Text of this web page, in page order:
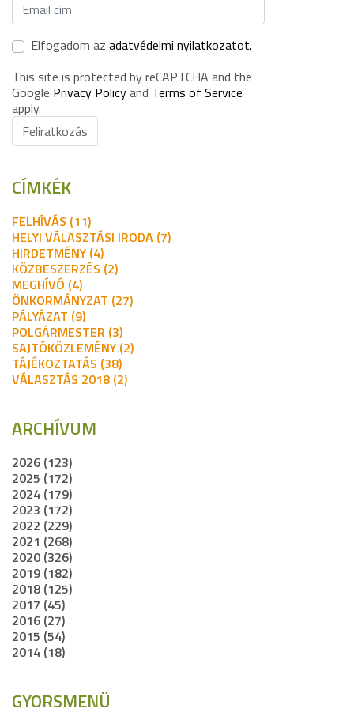
Elfogadom az adatvédelmi nyilatkozatot.
This site is protected by reCAPTCHA and the
Google Privacy Policyand Terms of Service
apply.
Feliratkozás
CÍMKÉK
FELHÍVÁS (11)
HELYI VÁLASZTÁSI IRODA (7)
HIRDETMÉNY (4)
KÖZBESZERZÉS (2)
MEGHÍVÓ (4)
ÖNKORMÁNYZAT (27)
PÁLYÁZAT (9)
POLGÁRMESTER (3)
SAJTÓKÖZLEMÉNY (2)
TÁJÉKOZTATÁS (38)
VÁLASZTÁS 2018 (2)
ARCHÍVUM
2026 (123)
2025 (172)
2024 (179)
2023 (172)
2022 (229)
2021 (268)
2020 (326)
2019 (182)
2018 (125)
2017 (45)
2016 (27)
2015 (54)
2014 (18)
GYORSMENÜ